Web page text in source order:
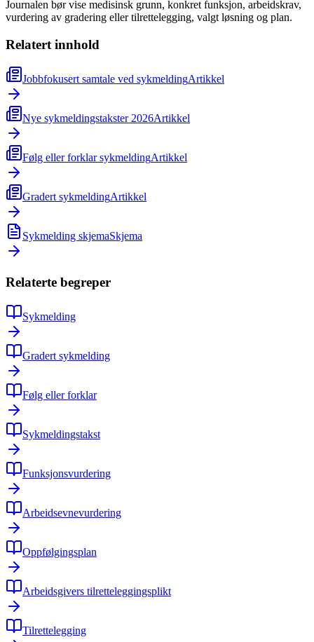
Journalen bør vise medisinsk grunn, konkret funksjon, arbeidskrav,
vurdering av gradering eller tilrettelegging, valgt løsning og plan.
Relatert innhold
Jobbfokusert samtale ved sykmeldingArtikkel
Nye sykmeldingstakster 2026Artikkel
Følg eller forklar sykmeldingArtikkel
Gradert sykmeldingArtikkel
Sykmelding skjemaSkjema
Relaterte begreper
Sykmelding
Gradert sykmelding
Følg eller forklar
Sykmeldingstakst
Funksjonsvurdering
Arbeidsevnevurdering
Oppfølgingsplan
Arbeidsgivers tilretteleggingsplikt
Tilrettelegging